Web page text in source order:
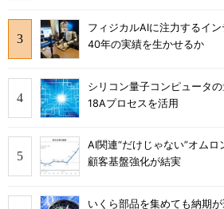
フィジカルAIに注力するイ
40年の実績を生かせるか
シリコン量子コンピュータ
18Aプロセスを活用
AI関連“だけじゃない”オム
顧客基盤強化が結実
いくら部品を集めても納期